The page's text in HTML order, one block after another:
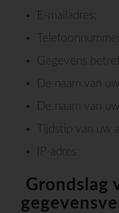
E-mailadres;
Gegevens
De naam van
De naam van
Tijdstip van uw
IP-adres
Grondslag